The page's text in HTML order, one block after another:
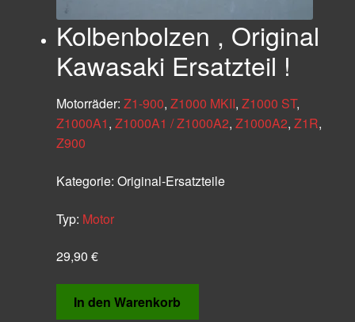
Kolbenbolzen , Original
Kawasaki Ersatzteil !
Motorräder: Z1-900, Z1000 MKII, Z1000 ST,
Z1000A1, Z1000A1 / Z1000A2, Z1000A2, Z1R,
Z900
Kategorie: Original-Ersatzteile
Typ: Motor
29,90 €
In den Warenkorb